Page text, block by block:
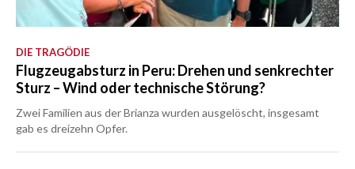
DIE TRAGÖDIE
Flugzeugabsturz in Peru: Drehen und senkrechter
Sturz – Wind oder technische Störung?
Zwei Familien aus der Brianza wurden ausgelöscht, insgesamt
gab es dreizehn Opfer.